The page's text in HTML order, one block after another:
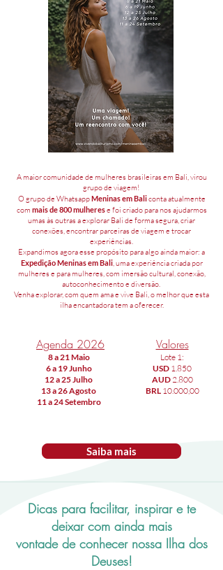
A maior comunidade de mulheres brasileiras em Bali, virou
grupo de viagem!
O grupo de WhatsappMeninas em Baliconta atualmente
com mais de 800 mulherese foi criado para nos ajudarmos
umas às outras a explorar Bali de forma segura, criar
conexões, encontrar parceiras de viagem e trocar
experiências.
​​Expandimos agora esse propósito para algo ainda maior: a
Expedição Meninas em Bali, uma experiência criada por
mulheres e para mulheres, com imersão cultural, conexão,
autoconhecimento e diversão. ​
​Venha explorar, com quem ama e vive Bali, o melhor que esta
ilha encantadora tem a oferecer.
Agenda 2026
​8 a 21 Maio
6 a 19 Junho
​12 a 25 Julho
​13 a 26 Agosto
​11 a 24 Setembro
Valores
Lote 1:
USD 1.850
AUD2.800
BRL10.000,00
Saiba mais
Dicas para facilitar, inspirar e te
deixar com ainda mais
vontade de conhecer nossa Ilha dos
Deuses!